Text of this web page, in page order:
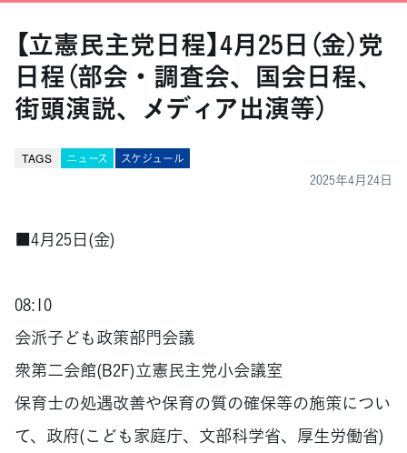
【立憲民主党日程】4月25日（金）党
日程（部会・調査会、国会日程、
街頭演説、メディア出演等）
TAGS ニュース スケジュール
2025年4月24日
■4月25日(金)
08:10
会派子ども政策部門会議
衆第二会館(B2F)立憲民主党小会議室
保育士の処遇改善や保育の質の確保等の施策につい
て、政府(こども家庭庁、文部科学省、厚生労働省)